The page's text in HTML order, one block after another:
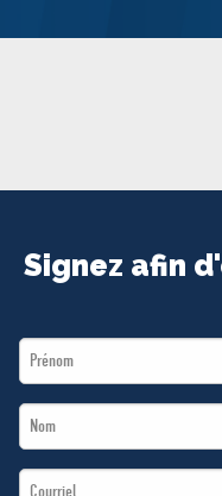
Signez afin
First
Name
Last
Name
Email